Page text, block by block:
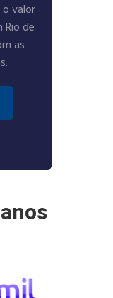
o valor
Rio de
as